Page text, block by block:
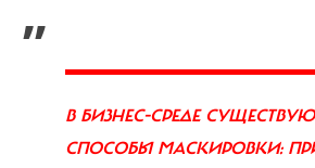
В БИЗНЕС-СРЕДЕ
СПОСОБЫ МАСКИРОВКИ: